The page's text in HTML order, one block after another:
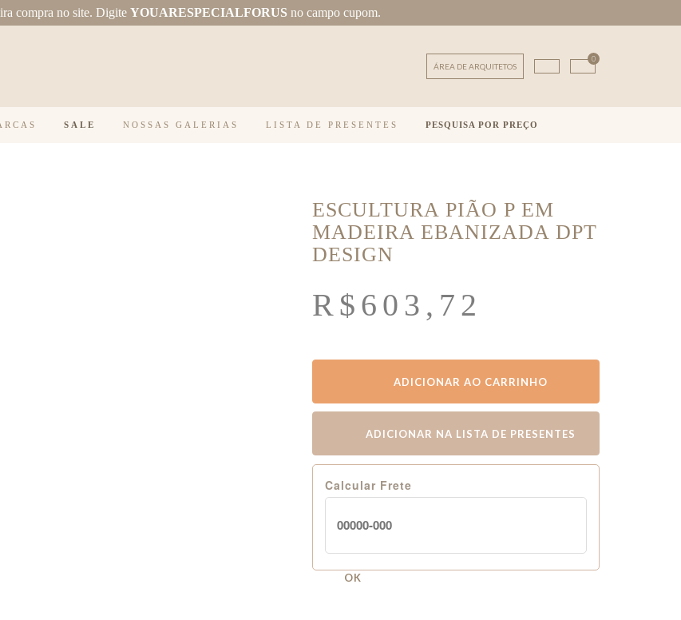
compra no site. Digite YOUARESPECIALFORUS no campo cupom.
ÁREA DE ARQUITETOS
0
SALE NOSSAS GALERIAS LISTA DE PRESENTES PESQUISA POR PREÇO
ESCULTURA PIÃO P EM
MADEIRA EBANIZADA DPT
DESIGN
R$ 603,72
ADICIONAR AO CARRINHO
ADICIONAR NA LISTA DE PRESENTES
Calcular Frete
OK